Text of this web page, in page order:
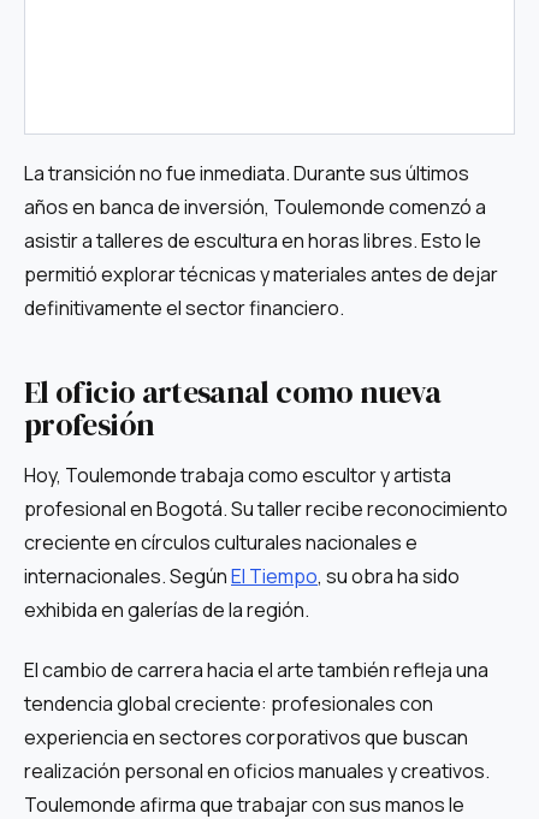
La transición no fue inmediata. Durante sus últimos
años en banca de inversión, Toulemonde comenzó a
asistir a talleres de escultura en horas libres. Esto le
permitió explorar técnicas y materiales antes de dejar
definitivamente el sector financiero.
El oficio artesanal como nueva
profesión
Hoy, Toulemonde trabaja como escultor y artista
profesional en Bogotá. Su taller recibe reconocimiento
creciente en círculos culturales nacionales e
internacionales. SegúnEl Tiempo, su obra ha sido
exhibida en galerías de la región.
El cambio de carrera hacia el arte también refleja una
tendencia global creciente: profesionales con
experiencia en sectores corporativos que buscan
realización personal en oficios manuales y creativos.
Toulemonde afirma que trabajar con sus manos le